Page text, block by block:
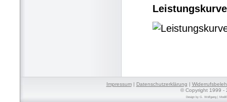
Leistungskurve
Impressum| Datenschutzerklärung |
© Copyright 1999 -
Design by G. Wolfgang|